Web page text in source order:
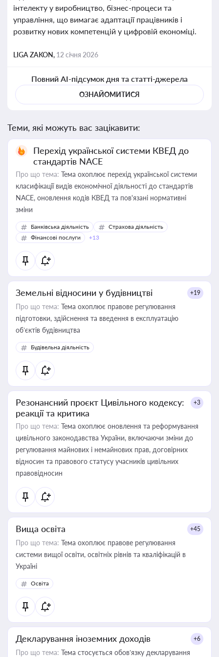
інтелекту у виробництво, бізнес-процеси та
управління, що вимагає адаптації працівників і
розвитку нових компетенцій у цифровій економіці.
LIGA ZAKON, 12 січня 2026
Повний AI-підсумок дня та статті-джерела
ОЗНАЙОМИТИСЯ
Теми, які можуть вас зацікавити:
Перехід української системи КВЕД до
стандартів NACE
Про що тема: Тема охоплює перехід української системи
класифікації видів економічної діяльності до стандартів
NACE, оновлення кодів КВЕД та пов'язані нормативні
зміни
Банківська діяльність
Страхова діяльність
Фінансові послуги
+13
Земельні відносини у будівництві +19
Про що тема: Тема охоплює правове регулювання
підготовки, здійснення та введення в експлуатацію
об’єктів будівництва
Будівельна діяльність
Резонансний проєкт Цивільного кодексу:
реакції та критика
+3
Про що тема: Тема охоплює оновлення та реформування
цивільного законодавства України, включаючи зміни до
регулювання майнових і немайнових прав, договірних
відносин та правового статусу учасників цивільних
правовідносин
Вища освіта +45
Про що тема: Тема охоплює правове регулювання
системи вищої освіти, освітніх рівнів та кваліфікацій в
Україні
Освіта
Декларування іноземних доходів +6
Про що тема: Тема стосується обов’язку декларування